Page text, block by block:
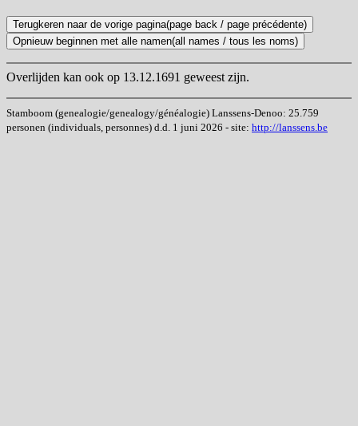
Overlijden kan ook op 13.12.1691 geweest zijn.
Stamboom (genealogie/genealogy/généalogie) Lanssens-Denoo: 25.759
personen (individuals, personnes) d.d. 1 juni 2026 - site: http://lanssens.be